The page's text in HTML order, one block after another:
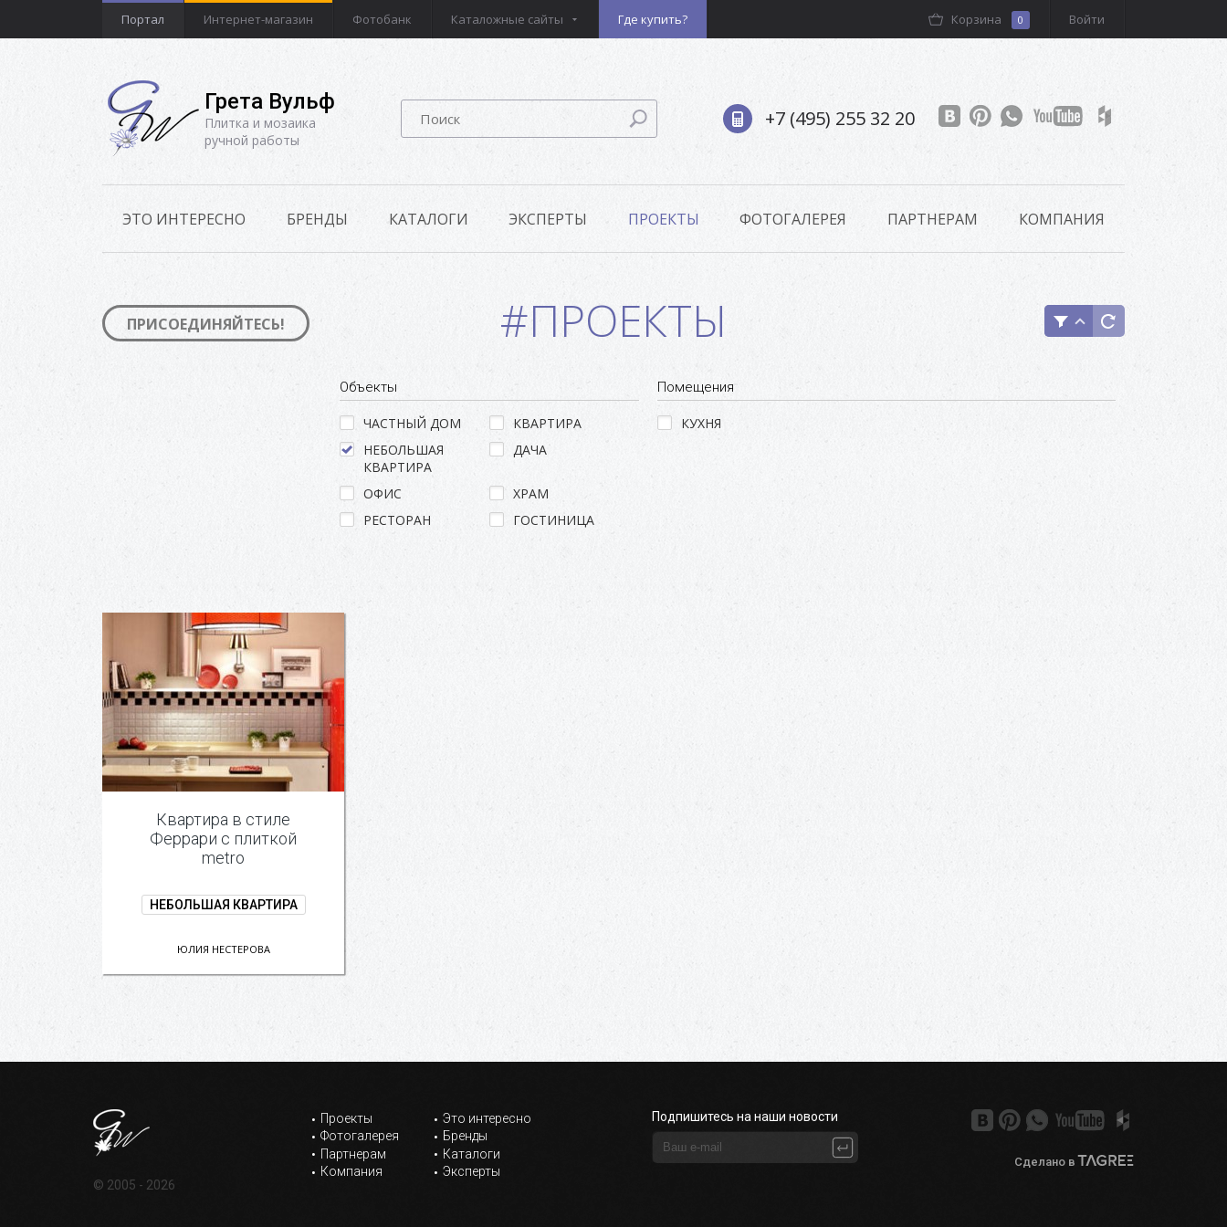
Портал Интернет-магазин Фотобанк Каталожные сайты Где купить? Войти
Корзина 0
Грета Вульф
Плитка и мозаика
ручной работы
+7 (495) 255 32 20
ЭТО ИНТЕРЕСНО БРЕНДЫ КАТАЛОГИ ЭКСПЕРТЫ ПРОЕКТЫ ФОТОГАЛЕРЕЯ ПАРТНЕРАМ КОМПАНИЯ
#ПРОЕКТЫ
ПРИСОЕДИНЯЙТЕСЬ!
Объекты
ЧАСТНЫЙ ДОМ
КВАРТИРА
НЕБОЛЬШАЯ
КВАРТИРА
ДАЧА
ОФИС
ХРАМ
РЕСТОРАН
ГОСТИНИЦА
Помещения
КУХНЯ
Квартира в стиле
Феррари с плиткой
metro
НЕБОЛЬШАЯ КВАРТИРА
ЮЛИЯ НЕСТЕРОВА
© 2005 - 2026
Проекты
Фотогалерея
Партнерам
Компания
Это интересно
Бренды
Каталоги
Эксперты
Подпишитесь на наши новости
Сделано в